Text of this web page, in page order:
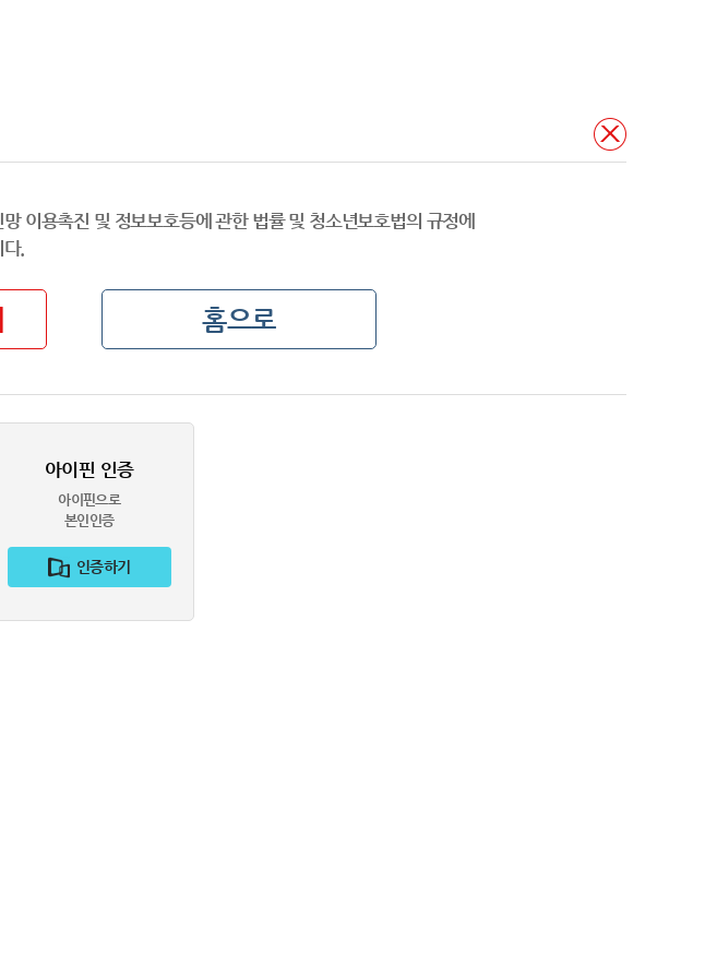
이용촉진 및 정보보호등에 관한 법률 및 청소년보호법의 규정에
.
홈으로
아이핀 인증
아이핀으로
본인인증
인증하기